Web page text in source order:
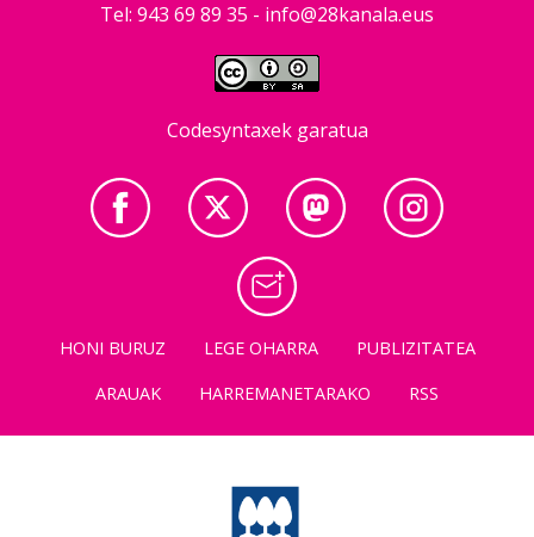
Tel: 943 69 89 35 - info@28kanala.eus
Codesyntaxek garatua
HONI BURUZ LEGE OHARRA
PUBLIZITATEA
ARAUAK
HARREMANETARAKO RSS